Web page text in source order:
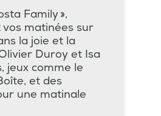
Family »,
vos matinées sur
la joie et la
Duroy et Isa
jeux comme le
et des
une matinale